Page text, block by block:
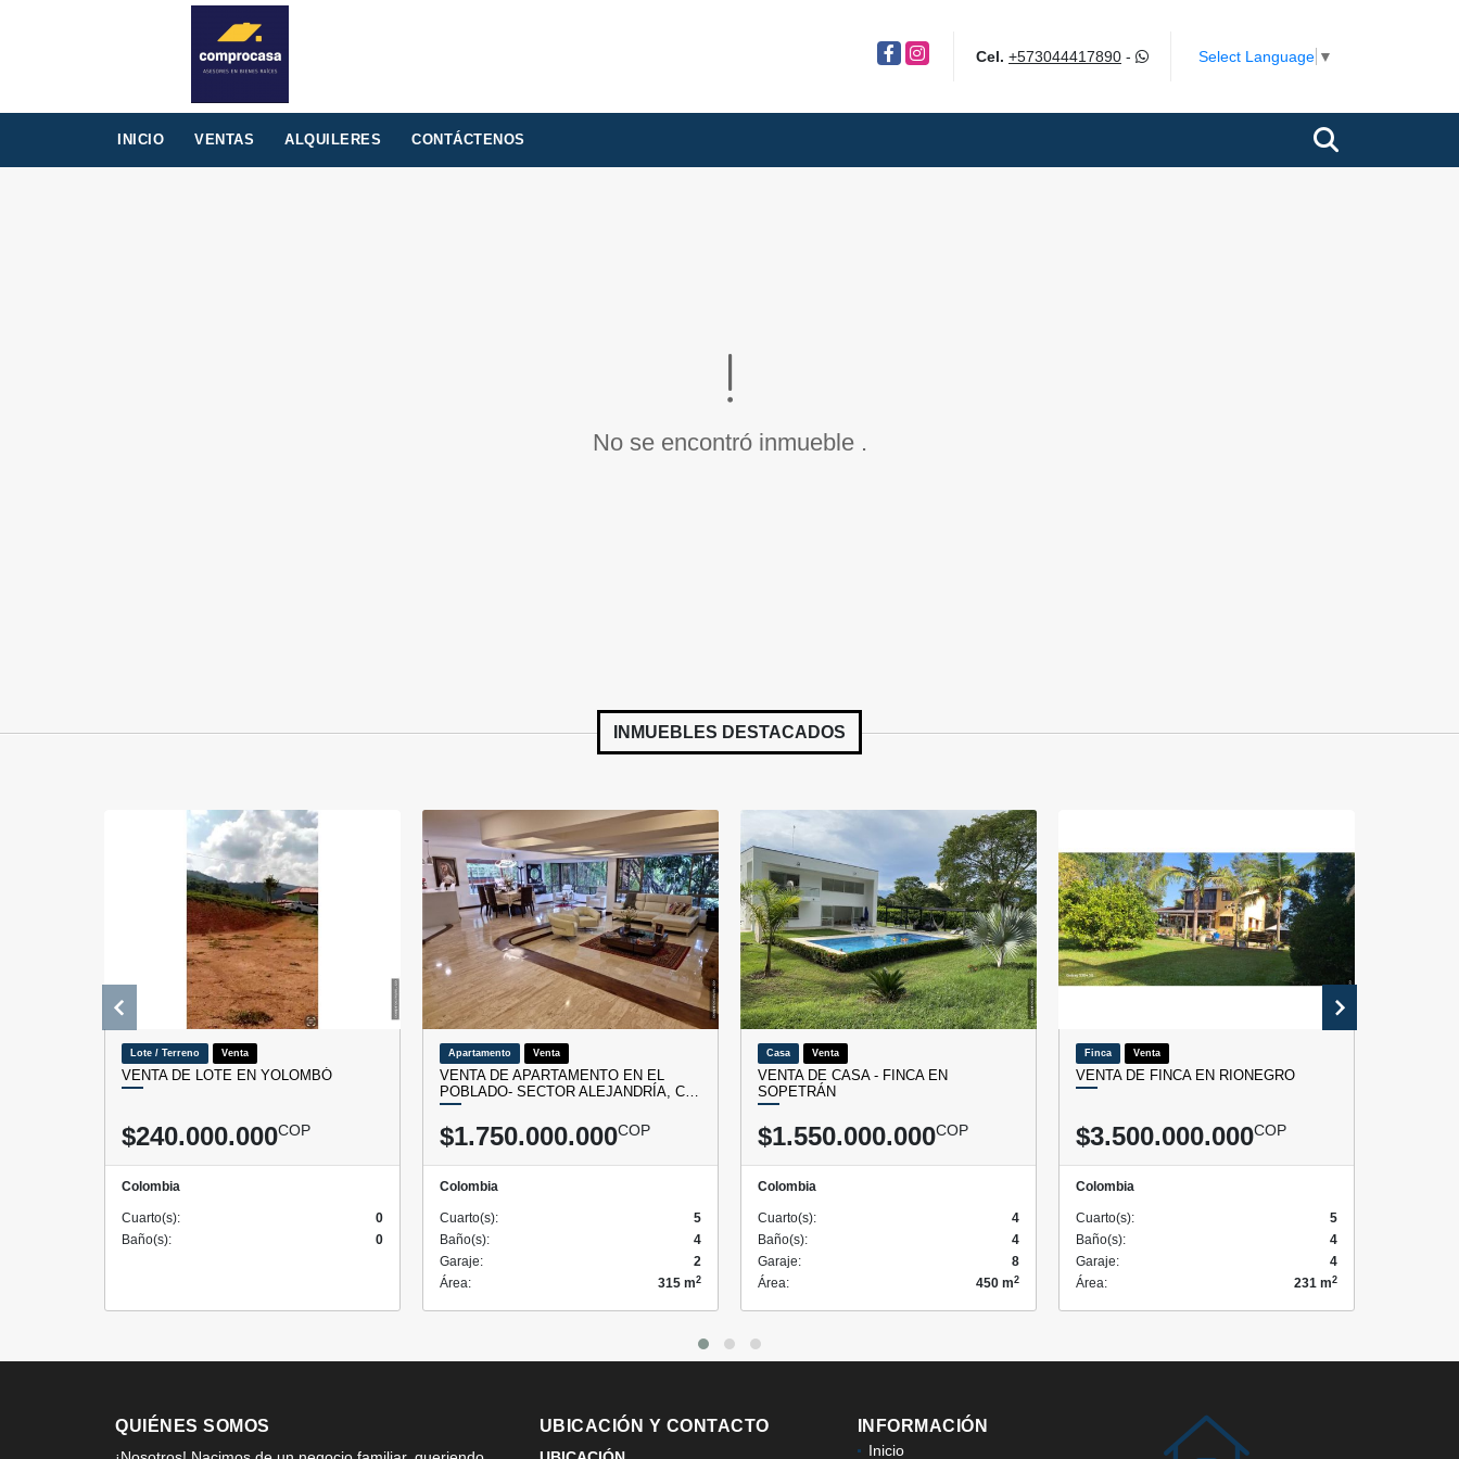
FacebookInstagram Cel. +573044417890- Select Language ▼
INICIO VENTAS ALQUILERES CONTÁCTENOS
No se encontró inmueble .
INMUEBLES DESTACADOS
Lote / Terreno Venta
VENTA DE LOTE EN YOLOMBÓ
$240.000.000COP
Colombia
Cuarto(s):
0
Baño(s):
0
Apartamento Venta
VENTA DE APARTAMENTO EN EL
POBLADO- SECTOR ALEJANDRÍA, C…
$1.750.000.000COP
Colombia
Cuarto(s):
5
Baño(s):
4
Garaje:
2
Área:
315 m2
Casa Venta
VENTA DE CASA - FINCA EN
SOPETRÁN
$1.550.000.000COP
Colombia
Cuarto(s):
4
Baño(s):
4
Garaje:
8
Área:
450 m2
Finca Venta
VENTA DE FINCA EN RIONEGRO
$3.500.000.000COP
Colombia
Cuarto(s):
5
Baño(s):
4
Garaje:
4
Área:
231 m2
QUIÉNES SOMOS UBICACIÓN Y CONTACTO INFORMACIÓN
Inicio